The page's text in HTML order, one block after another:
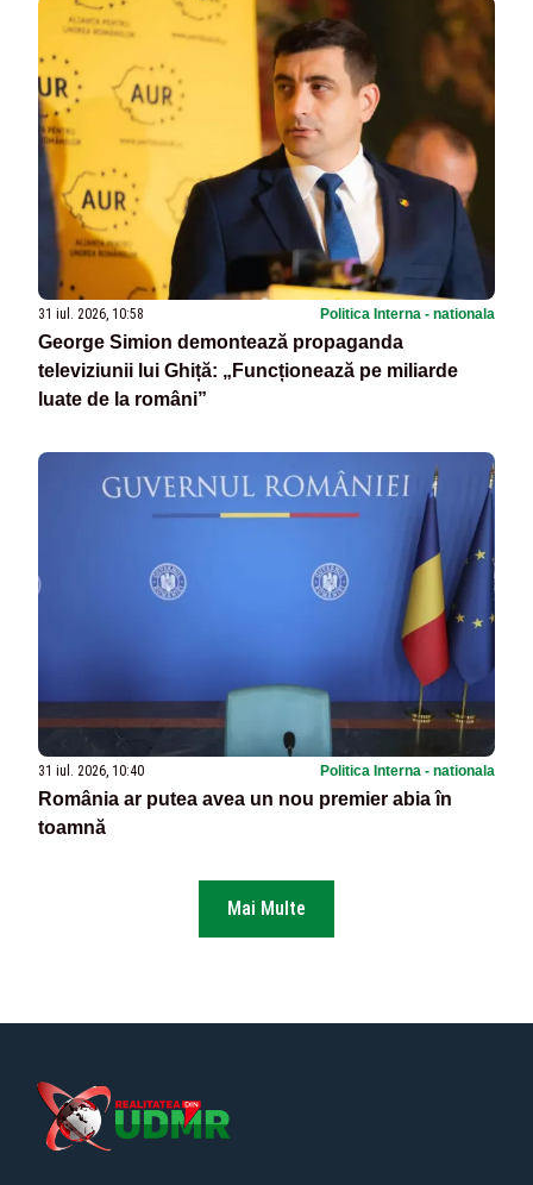
31 iul. 2026, 10:58 Politica Interna - nationala
George Simion demontează propaganda
televiziunii lui Ghiță: „Funcționează pe miliarde
luate de la români”
31 iul. 2026, 10:40 Politica Interna - nationala
România ar putea avea un nou premier abia în
toamnă
Mai Multe